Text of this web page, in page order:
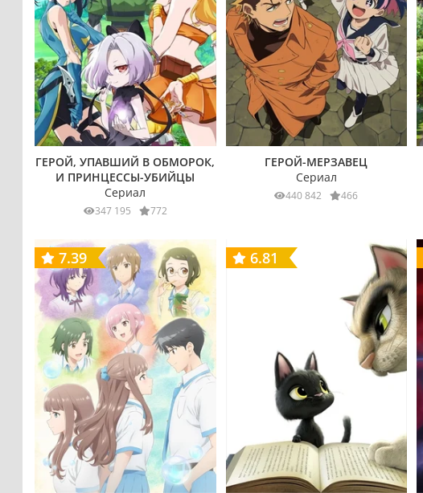
ГЕРОЙ, УПАВШИЙ В ОБМОРОК,
И ПРИНЦЕССЫ-УБИЙЦЫ
Сериал
347 195 772
ГЕРОЙ-МЕРЗАВЕЦ
Сериал
440 842 466
7.39 6.81